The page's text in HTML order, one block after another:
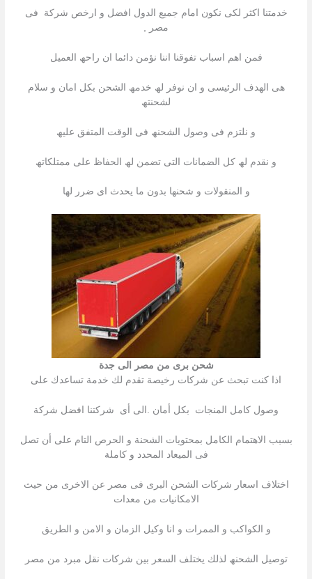
خدمتنا اكثر لكى نكون امام جمیع الدول افضل و ارخص شركة فى
مصر ,
فمن اھم اسباب تفوقنا اننا نؤمن دائما ان راحھ العمیل
ھى الھدف الرئیسى و ان نوفر لھ خدمھ الشحن بكل امان و سلام
لشحنتھ
و نلتزم فى وصول الشحنھ فى الوقت المتفق علیھ
و نقدم لھ كل الضمانات التى تضمن لھ الحفاظ على ممتلكاتھ
و المنقولات و شحنھا بدون ما یحدث اى ضرر لھا
شحن برى من مصر الى جدة
اذا كنت تبحث عن شركات رخیصة تقدم لك خدمة تساعدك على
وصول كامل المنجات بكل أمان .الى أى شركتنا افضل شركة
بسبب الاھتمام الكامل بمحتویات الشحنة و الحرص التام على أن تصل
فى المیعاد المحدد و كاملة
اختلاف اسعار شركات الشحن البرى فى مصر عن الاخرى من حیث
الامكانیات من معدات
و الكواكب و الممرات و انا وكيل الزمان و الامن و الطريق
توصیل الشحنھ لذلك یختلف السعر بین شركات نقل مبرد من مصر